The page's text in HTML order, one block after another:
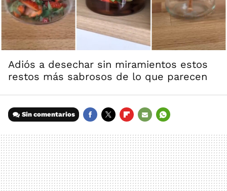
Adiós a desechar sin miramientos estos
restos más sabrosos de lo que parecen
Sin comentarios
MAIL